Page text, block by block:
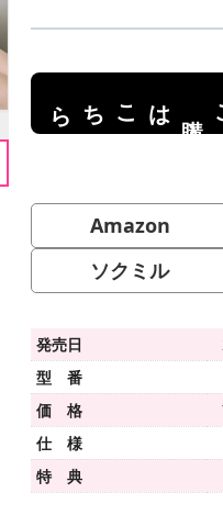
はこちら
Amazon
ソクミル
発売日
型 番
価 格
仕 様
特 典